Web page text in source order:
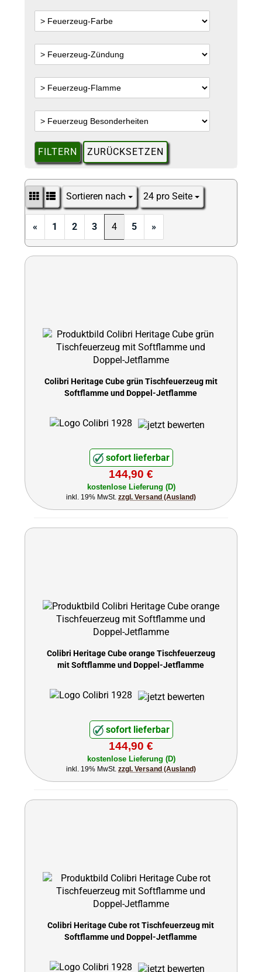
FILTERN ZURÜCKSETZEN
Sortieren nach
Sortieren nach 24 pro Seite
pro Seite
« 1 2 3 4 5 »
Colibri Heritage Cube grün Tischfeuerzeug mit
Softflamme und Doppel-Jetflamme
sofort lieferbar
144,90 €
kostenlose Lieferung (D)
inkl. 19% MwSt. zzgl. Versand (Ausland)
Colibri Heritage Cube orange Tischfeuerzeug
mit Softflamme und Doppel-Jetflamme
sofort lieferbar
144,90 €
kostenlose Lieferung (D)
inkl. 19% MwSt. zzgl. Versand (Ausland)
Colibri Heritage Cube rot Tischfeuerzeug mit
Softflamme und Doppel-Jetflamme